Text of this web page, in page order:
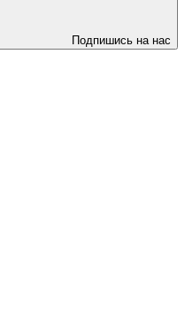
Подпишись на нас